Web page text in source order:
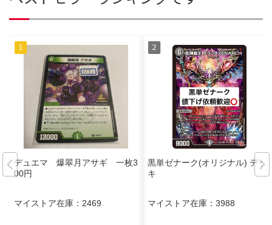
デュエマ 爆翠月アサギ 一枚3
00円
マイストア在庫： 2469
黒単ゼナーク(オリジナル) デッ
キ
マイストア在庫： 3988